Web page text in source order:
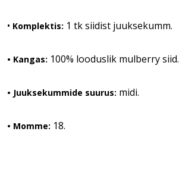
• Komplektis: 1 tk siidist juuksekumm.
• Kangas: 100% looduslik mulberry siid.
• Juuksekummide suurus: midi.
• Momme: 18.